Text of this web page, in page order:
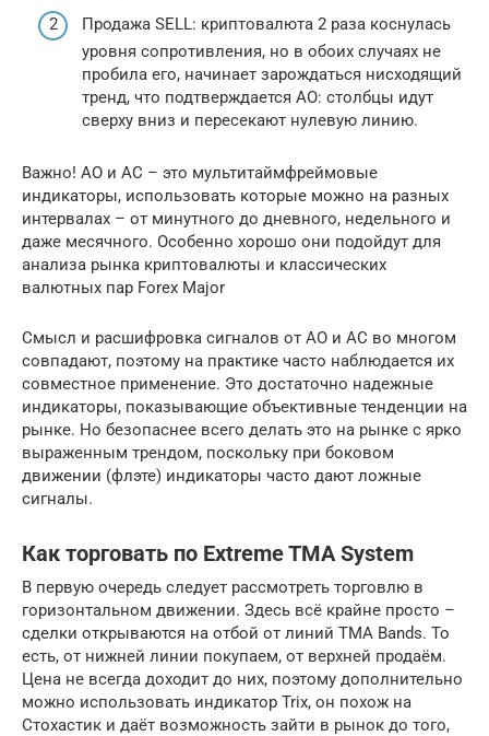
Продажа SELL: криптовалюта 2 раза коснулась
уровня сопротивления, но в обоих случаях не
пробила его, начинает зарождаться нисходящий
тренд, что подтверждается АО: столбцы идут
сверху вниз и пересекают нулевую линию.
Важно! АО и АС – это мультитаймфреймовые
индикаторы, использовать которые можно на разных
интервалах – от минутного до дневного, недельного и
даже месячного. Особенно хорошо они подойдут для
анализа рынка криптовалюты и классических
валютных пар Forex Major
Смысл и расшифровка сигналов от АО и АС во многом
совпадают, поэтому на практике часто наблюдается их
совместное применение. Это достаточно надежные
индикаторы, показывающие объективные тенденции на
рынке. Но безопаснее всего делать это на рынке с ярко
выраженным трендом, поскольку при боковом
движении (флэте) индикаторы часто дают ложные
сигналы.
Как торговать по Extreme TMA System
В первую очередь следует рассмотреть торговлю в
горизонтальном движении. Здесь всё крайне просто –
сделки открываются на отбой от линий TMA Bands. То
есть, от нижней линии покупаем, от верхней продаём.
Цена не всегда доходит до них, поэтому дополнительно
можно использовать индикатор Trix, он похож на
Стохастик и даёт возможность зайти в рынок до того,